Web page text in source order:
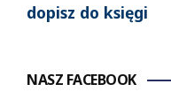
dopisz do księgi
NASZ FACEBOOK